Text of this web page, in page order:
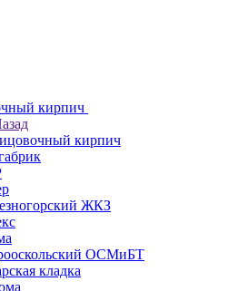
кирпич
кирпич
ЖКЗ
ОСМиБТ
кладка